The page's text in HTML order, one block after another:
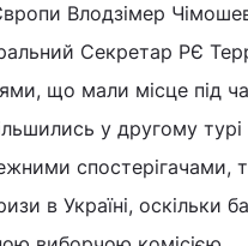
Влодзімер
Секретар РЄ
що мали місце під
у другому
спостерігачами,
в Україні, оскільки